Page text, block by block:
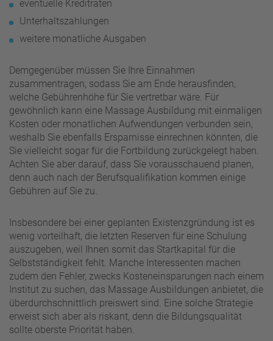
eventuelle Kreditraten
Unterhaltszahlungen
weitere monatliche Ausgaben
Demgegenüber müssen Sie Ihre Einnahmen
zusammentragen, sodass Sie am Ende herausfinden,
welche Gebührenhöhe für Sie vertretbar wäre. Für
gewöhnlich kann eine Massage Ausbildung mit einmaligen
Kosten oder monatlichen Aufwendungen verbunden sein,
weshalb Sie ebenfalls Ersparnisse einrechnen könnten, die
Sie vielleicht sogar für die Fortbildung zurückgelegt haben.
Achten Sie aber darauf, dass Sie vorausschauend planen,
denn auch nach der Berufsqualifikation kommen einige
Gebühren auf Sie zu.
Insbesondere bei einer geplanten Existenzgründung ist es
wenig vorteilhaft, die letzten Reserven für eine Schulung
auszugeben, weil Ihnen somit das Startkapital für die
Selbstständigkeit fehlt. Manche Interessenten machen
zudem den Fehler, zwecks Kosteneinsparungen nach einem
Institut zu suchen, das Massage Ausbildungen anbietet, die
überdurchschnittlich preiswert sind. Eine solche Strategie
erweist sich aber als riskant, denn die Bildungsqualität
sollte oberste Priorität haben.